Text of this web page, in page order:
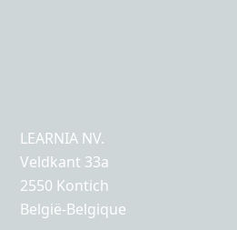
LEARNIA NV.
Veldkant 33a
2550 Kontich
België-Belgique